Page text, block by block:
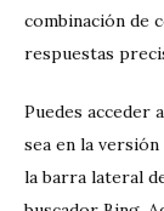
combinación de
respuestas
Puedes acceder
sea en la
la barra lateral